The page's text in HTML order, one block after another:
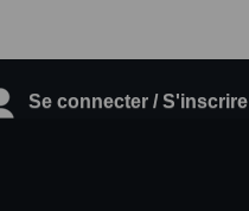
Se connecter / S'inscrire